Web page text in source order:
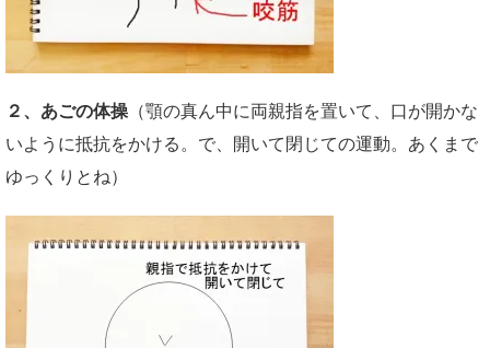
２、あごの体操 （顎の真ん中に両親指を置いて、口が開かな
いように抵抗をかける。で、開いて閉じての運動。あくまで
ゆっくりとね）